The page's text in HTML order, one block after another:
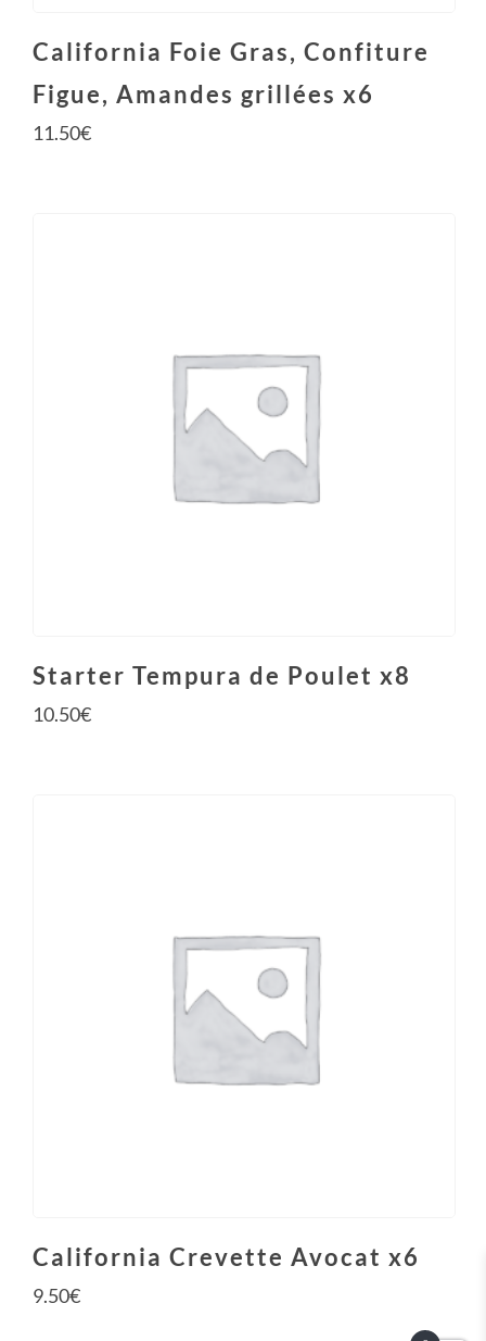
California Foie Gras, Confiture
Figue, Amandes grillées x6
11.50€
Starter Tempura de Poulet x8
10.50€
California Crevette Avocat x6
9.50€